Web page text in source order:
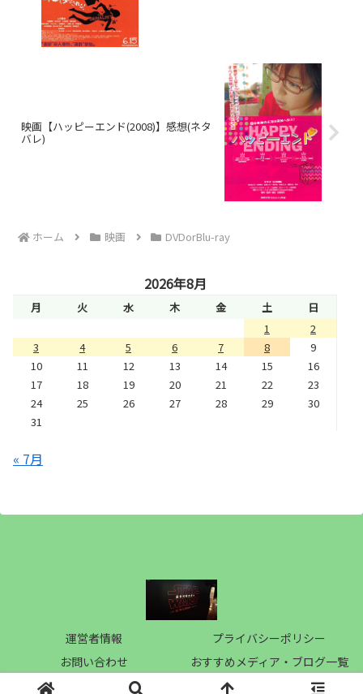
映画【ハッピーエンド(2008)】感想(ネタ
バレ)
ホーム 映画 DVDorBlu-ray
2026年8月
月 火 水 木 金 土
日
1
2
3
4 5 6 7 8
9
10
11 12 13 14 15
16
17
18 19 20 21 22
23
24
25 26 27 28 29
30
31
« 7月
運営者情報
プライバシーポリシー
お問い合わせ
おすすめメディア・ブログ一覧
Copyright © 2019 梅桃電影記 All Rights Reserved.